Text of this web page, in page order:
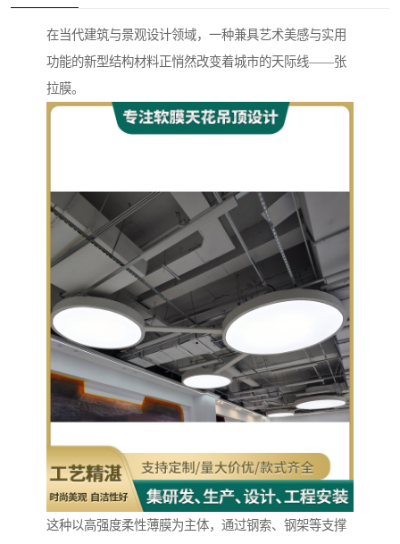
在当代建筑与景观设计领域，一种兼具艺术美感与实用
功能的新型结构材料正悄然改变着城市的天际线——张
拉膜。
这种以高强度柔性薄膜为主体，通过钢索、钢架等支撑